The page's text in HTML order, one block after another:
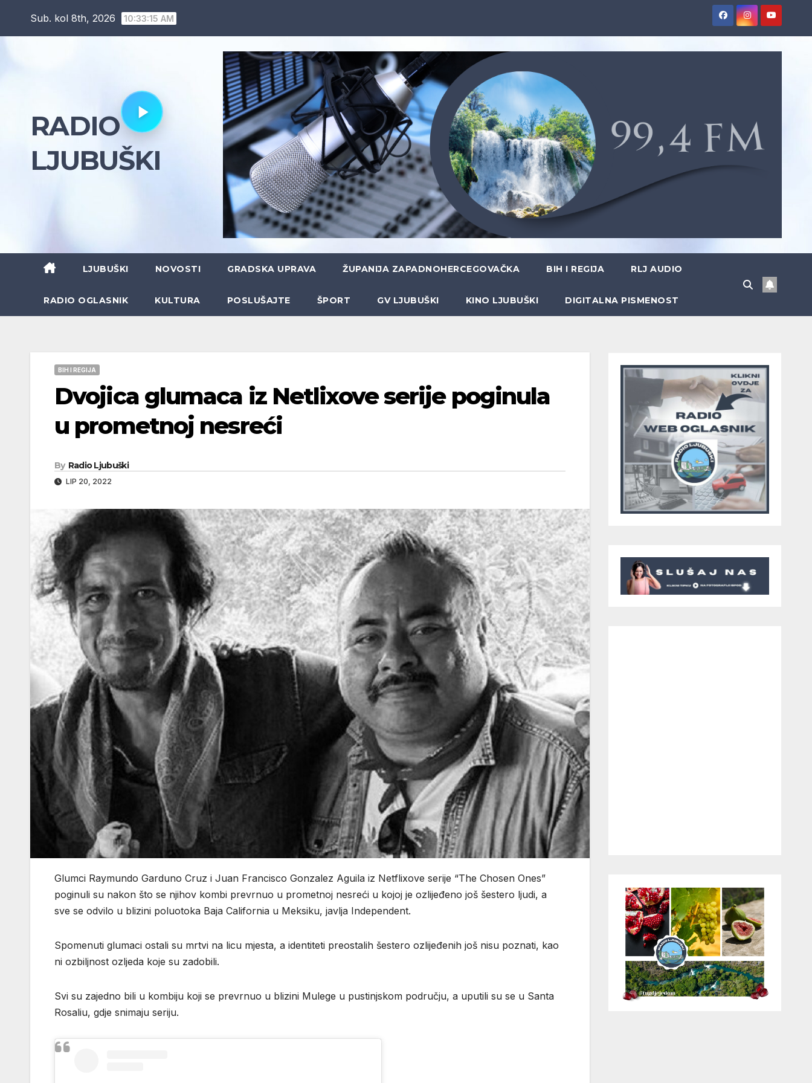
Sub. kol 8th, 2026 10:33:16 AM
RADIO
LJUBUŠKI
LJUBUŠKI NOVOSTI GRADSKA UPRAVA ŽUPANIJA ZAPADNOHERCEGOVAČKA BIH I REGIJA RLJ AUDIO
RADIO OGLASNIK KULTURA POSLUŠAJTE ŠPORT GV LJUBUŠKI KINO LJUBUŠKI DIGITALNA PISMENOST
BIH I REGIJA
Dvojica glumaca iz Netlixove serije poginula
u prometnoj nesreći
By Radio Ljubuški
LIP 20, 2022
Glumci Raymundo Garduno Cruz i Juan Francisco Gonzalez Aguila iz Netflixove serije “The Chosen Ones”
poginuli su nakon što se njihov kombi prevrnuo u prometnoj nesreći u kojoj je ozlijeđeno još šestero ljudi, a
sve se odvilo u blizini poluotoka Baja California u Meksiku, javlja Independent.
Spomenuti glumaci ostali su mrtvi na licu mjesta, a identiteti preostalih šestero ozlijeđenih još nisu poznati, kao
ni ozbiljnost ozljeda koje su zadobili.
Svi su zajedno bili u kombiju koji se prevrnuo u blizini Mulege u pustinjskom području, a uputili su se u Santa
Rosaliu, gdje snimaju seriju.